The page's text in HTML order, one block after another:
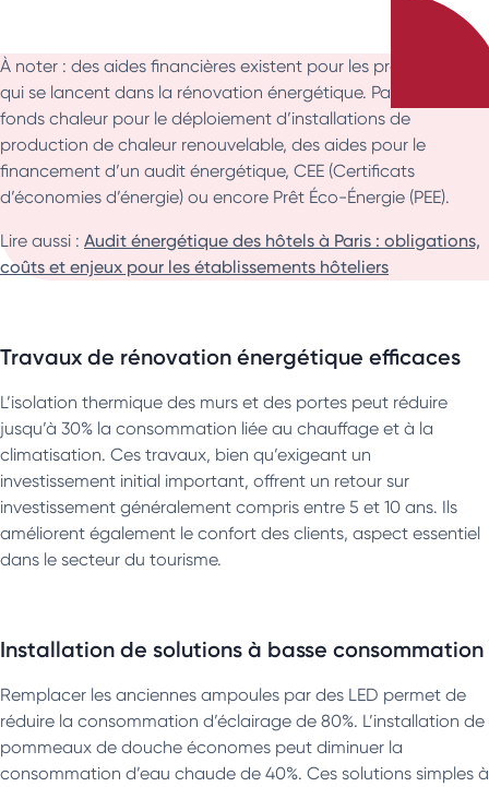
À noter : des aides financières existent pour les professionnels
qui se lancent dans la rénovation énergétique. Parmi elles : le
fonds chaleur pour le déploiement d’installations de
production de chaleur renouvelable, des aides pour le
financement d’un audit énergétique, CEE (Certificats
d’économies d’énergie) ou encore Prêt Éco-Énergie (PEE).
Lire aussi : Audit énergétique des hôtels à Paris : obligations,
coûts et enjeux pour les établissements hôteliers
Travaux de rénovation énergétique efficaces
L’isolation thermique des murs et des portes peut réduire
jusqu’à 30% la consommation liée au chauffage et à la
climatisation. Ces travaux, bien qu’exigeant un
investissement initial important, offrent un retour sur
investissement généralement compris entre 5 et 10 ans. Ils
améliorent également le confort des clients, aspect essentiel
dans le secteur du tourisme.
Installation de solutions à basse consommation
Remplacer les anciennes ampoules par des LED permet de
réduire la consommation d’éclairage de 80%. L’installation de
pommeaux de douche économes peut diminuer la
consommation d’eau chaude de 40%. Ces solutions simples à